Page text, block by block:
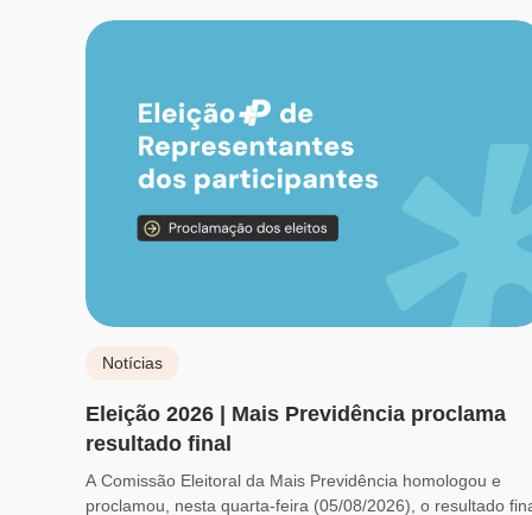
Notícias
Eleição 2026 | Mais Previdência proclama
resultado final
A Comissão Eleitoral da Mais Previdência homologou e
proclamou, nesta quarta-feira (05/08/2026), o resultado